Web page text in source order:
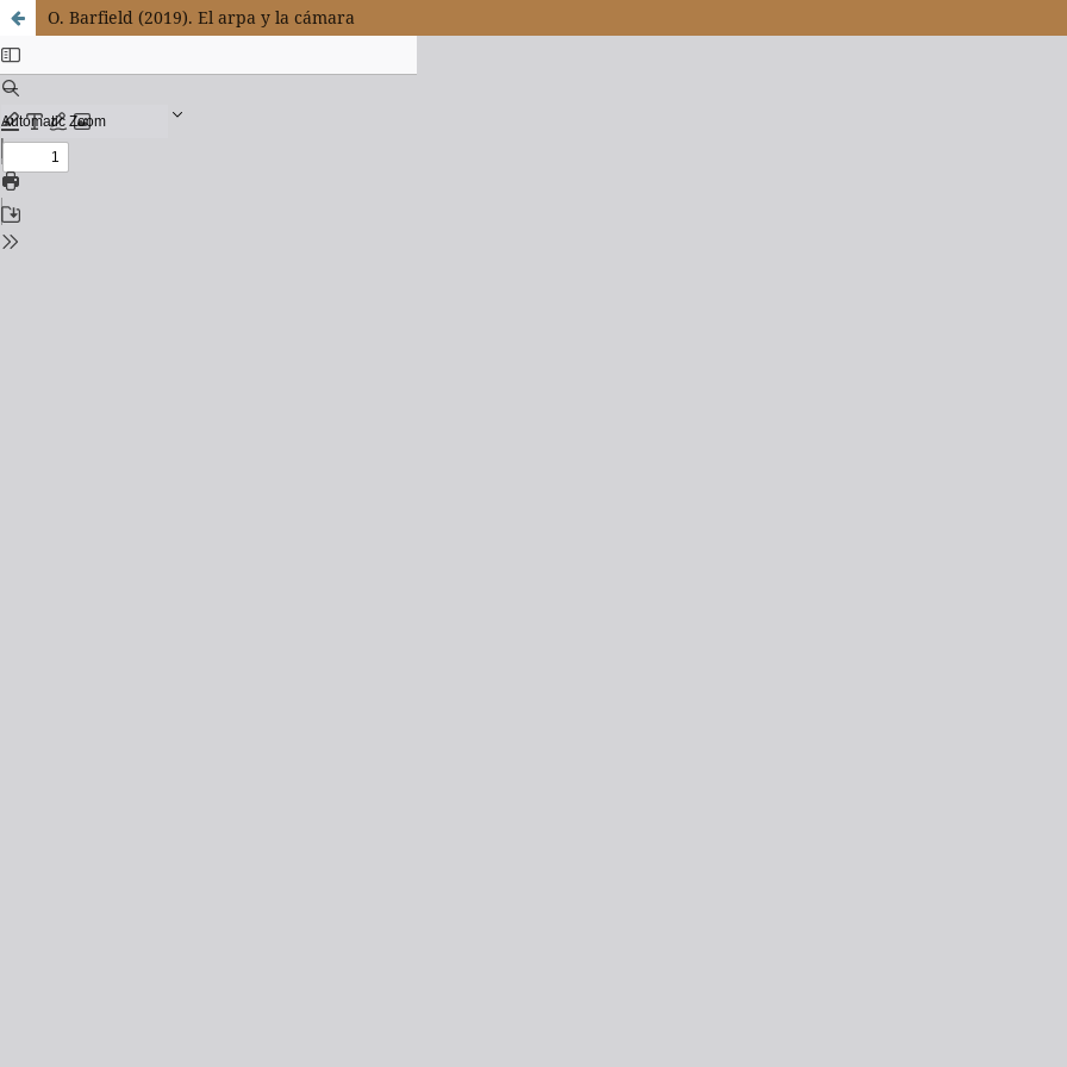
O. Barfield (2019). El arpa y la cámara